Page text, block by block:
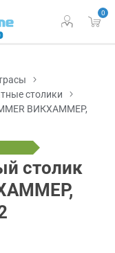
0
столики
ВИКХАММЕР,
столик